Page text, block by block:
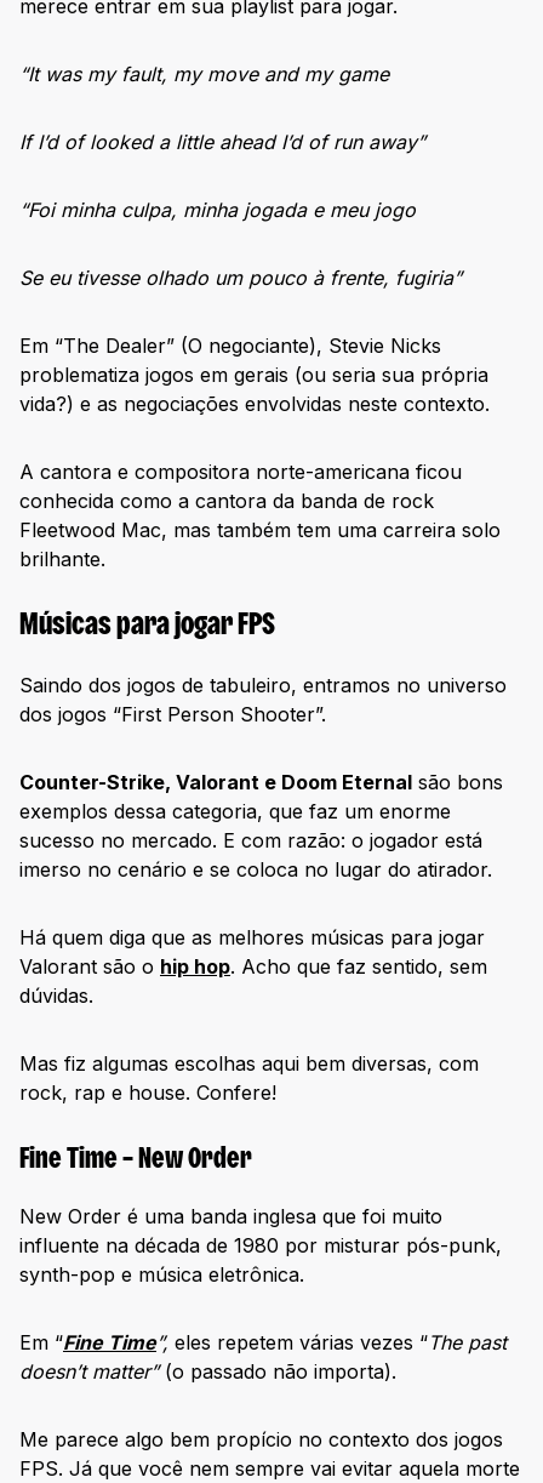
merece entrar em sua playlist para jogar.
“It was my fault, my move and my game
If I’d of looked a little ahead I’d of run away”
“Foi minha culpa, minha jogada e meu jogo
Se eu tivesse olhado um pouco à frente, fugiria”
Em “The Dealer” (O negociante), Stevie Nicks
problematiza jogos em gerais (ou seria sua própria
vida?) e as negociações envolvidas neste contexto.
A cantora e compositora norte-americana ficou
conhecida como a cantora da banda de rock
Fleetwood Mac, mas também tem uma carreira solo
brilhante.
Músicas para jogar FPS
Saindo dos jogos de tabuleiro, entramos no universo
dos jogos “First Person Shooter”.
Counter-Strike, Valorant e Doom Eternal são bons
exemplos dessa categoria, que faz um enorme
sucesso no mercado. E com razão: o jogador está
imerso no cenário e se coloca no lugar do atirador.
Há quem diga que as melhores músicas para jogar
Valorant são o hip hop. Acho que faz sentido, sem
dúvidas.
Mas fiz algumas escolhas aqui bem diversas, com
rock, rap e house. Confere!
Fine Time – New Order
New Order é uma banda inglesa que foi muito
influente na década de 1980 por misturar pós-punk,
synth-pop e música eletrônica.
Em “Fine Time”, eles repetem várias vezes “The past
doesn’t matter”(o passado não importa).
Me parece algo bem propício no contexto dos jogos
FPS. Já que você nem sempre vai evitar aquela morte